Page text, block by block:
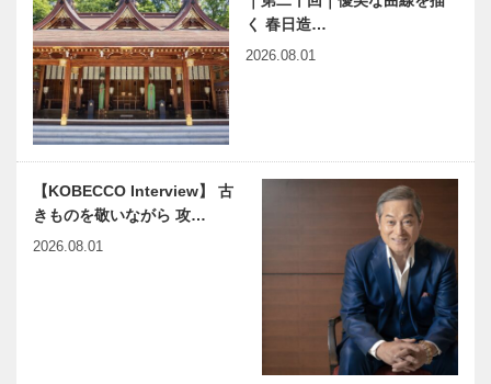
「神戸在宅医
療塾」 特別
講座 新型コ
ロナウイルス
と在宅医療の
現場で闘…
改善できる症
harmony（は
ーもにぃ）
Vol.32 宇宙
飛行士の地球
観
十二回 懐か
しの味に出会
える 地ソー
スの聖地「ユ
リヤ」
過ぎゆく夏を
惜しみながら
夢のひととき
を 浴衣で
BBQ & view
…
NEKOBE｜
く 春日造…
2026.08.01
【KOBECCO Interview】 古
きものを敬いながら 攻…
2026.08.01